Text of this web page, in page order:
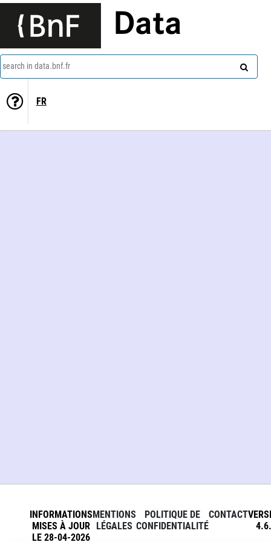
Data
search in data.bnf.fr
FR
INFORMATIONS
MISES À JOUR
LE 28-04-2026
MENTIONS
LÉGALES
POLITIQUE DE
CONFIDENTIALITÉ
CONTACT